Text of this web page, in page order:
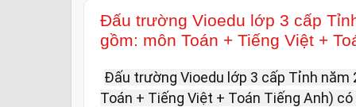
Đấu trường Vioedu lớp 3 cấp
gồm: môn Toán + Tiếng Việt +
Đấu trường Vioedu lớp 3 cấp Tỉnh năm
Toán + Tiếng Việt + Toán Tiếng Anh)